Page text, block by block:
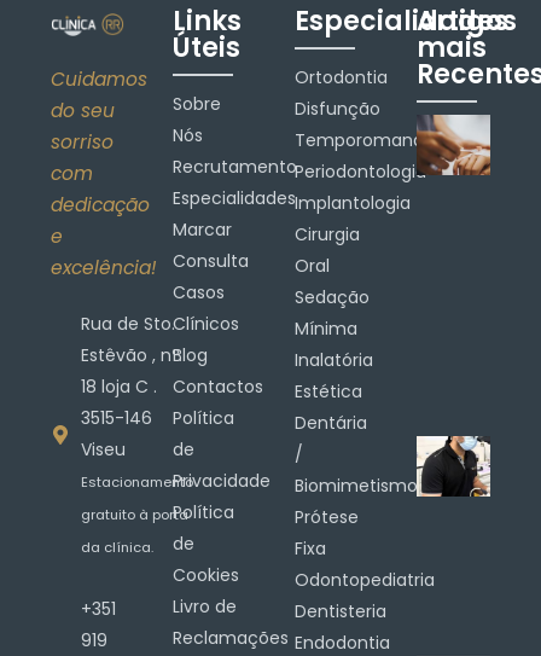
Cuidamos
do seu
sorriso
com
dedicação
e
excelência!
Rua de Sto.
Estêvão , nº.
18 loja C .
3515-146
Viseu
Estacionamento
gratuito à porta
da clínica.
+351
919
Links
Úteis
Sobre
Nós
Recrutamento
Especialidades
Marcar
Consulta
Casos
Clínicos
Blog
Contactos
Política
de
Privacidade
Política
de
Cookies
Livro de
Reclamações
Especialidades
Ortodontia
Disfunção
Temporomandibular
Periodontologia
Implantologia
Cirurgia
Oral
Sedação
Mínima
Inalatória
Estética
Dentária
/
Biomimetismo
Prótese
Fixa
Odontopediatria
Dentisteria
Endodontia
Artigos
mais